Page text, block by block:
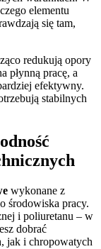
elementu
się tam,
redukują opory
płynną pracę, a
efektywny.
stabilnych
wykonane z
środowiska pracy.
i poliuretanu – w
dobrać
jak i chropowatych